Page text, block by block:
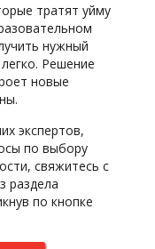
тратят уйму
нужный
Решение
новые
экспертов,
по выбору
свяжитесь с
раздела
по кнопке